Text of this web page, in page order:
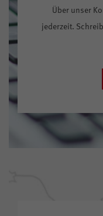
Über unser
jederzeit.